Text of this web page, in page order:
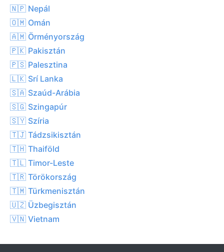
🇳🇵 Nepál
🇴🇲 Omán
🇦🇲 Örményország
🇵🇰 Pakisztán
🇵🇸 Palesztina
🇱🇰 Srí Lanka
🇸🇦 Szaúd-Arábia
🇸🇬 Szingapúr
🇸🇾 Szíria
🇹🇯 Tádzsikisztán
🇹🇭 Thaiföld
🇹🇱 Timor-Leste
🇹🇷 Törökország
🇹🇲 Türkmenisztán
🇺🇿 Üzbegisztán
🇻🇳 Vietnam